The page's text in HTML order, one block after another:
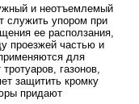
и неотъемлемый
служить упором при
ее расползания,
проезжей частью и
для
газонов,
защитить кромку
придают